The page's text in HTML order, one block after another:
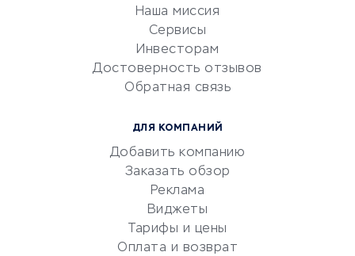
документооборот
Юридические компании
Бухгалтерия онлайн
Наша миссия
Сервисы
Инвесторам
Достоверность отзывов
Обратная связь
ДЛЯ КОМПАНИЙ
Добавить компанию
Заказать обзор
Реклама
Виджеты
Тарифы и цены
Оплата и возврат